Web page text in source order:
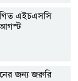
এইচএসসি
জন্য জরুরি